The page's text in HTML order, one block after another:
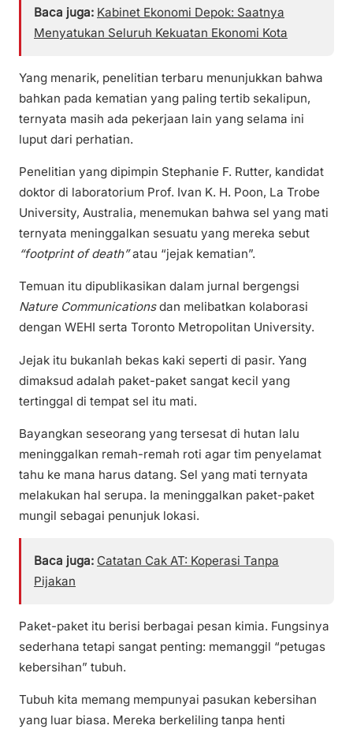
Baca juga: Kabinet Ekonomi Depok: Saatnya
Menyatukan Seluruh Kekuatan Ekonomi Kota
Yang menarik, penelitian terbaru menunjukkan bahwa
bahkan pada kematian yang paling tertib sekalipun,
ternyata masih ada pekerjaan lain yang selama ini
luput dari perhatian.
Penelitian yang dipimpin Stephanie F. Rutter, kandidat
doktor di laboratorium Prof. Ivan K. H. Poon, La Trobe
University, Australia, menemukan bahwa sel yang mati
ternyata meninggalkan sesuatu yang mereka sebut
“footprint of death”atau “jejak kematian”.
Temuan itu dipublikasikan dalam jurnal bergengsi
Nature Communicationsdan melibatkan kolaborasi
dengan WEHI serta Toronto Metropolitan University.
Jejak itu bukanlah bekas kaki seperti di pasir. Yang
dimaksud adalah paket-paket sangat kecil yang
tertinggal di tempat sel itu mati.
Bayangkan seseorang yang tersesat di hutan lalu
meninggalkan remah-remah roti agar tim penyelamat
tahu ke mana harus datang. Sel yang mati ternyata
melakukan hal serupa. Ia meninggalkan paket-paket
mungil sebagai penunjuk lokasi.
Baca juga: Catatan Cak AT: Koperasi Tanpa
Pijakan
Paket-paket itu berisi berbagai pesan kimia. Fungsinya
sederhana tetapi sangat penting: memanggil “petugas
kebersihan” tubuh.
Tubuh kita memang mempunyai pasukan kebersihan
yang luar biasa. Mereka berkeliling tanpa henti